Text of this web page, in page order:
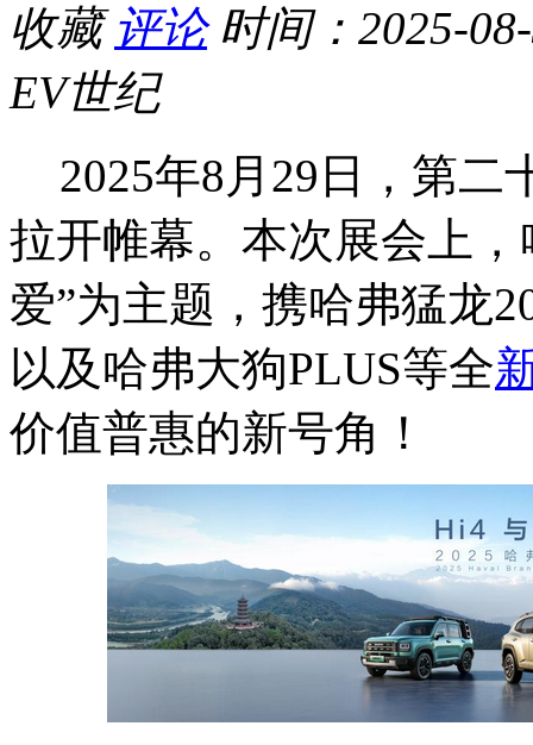
收藏 评论 时间：2025-
EV世纪
2025年8月29日，第
拉开帷幕。本次展会上
爱”为主题，携哈弗猛龙
以及哈弗大狗PLUS等全
价值普惠的新号角！